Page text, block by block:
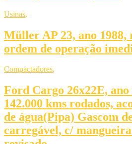
Usinas,
Müller AP 23, ano 1988,
ordem de operação
Compactadores,
Ford Cargo 26x22E, ano
142.000 kms rodados,
de água(Pipa) Gascom
carregável, c/